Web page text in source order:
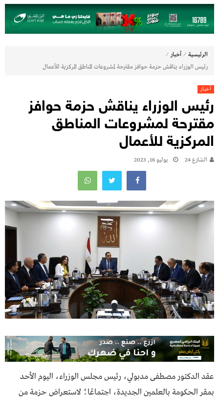
الرئيسية ⁄ أخبار ⁄
رئيس الوزراء يناقش حزمة حوافز مقترحة لمشروعات المناطق المركزية للأعمال
أخبار
رئيس الوزراء يناقش حزمة حوافز
مقترحة لمشروعات المناطق
المركزية للأعمال
الشارع 24 يوليو 16, 2023
عقد الدكتور مصطفى مدبولي، رئيس مجلس الوزراء، اليوم الأحد
بمقر الحكومة بالعلمين الجديدة، اجتماعًا؛ لاستعراض حزمة من